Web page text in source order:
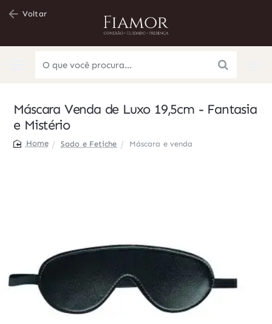
Voltar
procura...
Máscara Venda de Luxo 19,5cm - Fantasia
e Mistério
Sado e Fetiche Máscara e venda